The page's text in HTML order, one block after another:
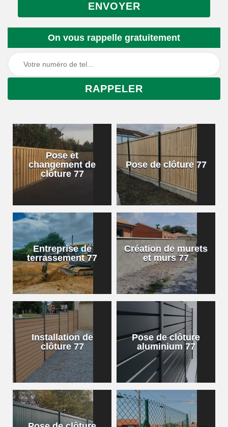
On vous rappelle gratuitement
Pose et
changement de
clôture 77
Pose de clôture 77
Entreprise de
terrassement 77
Création de murets
et murs 77
Installation de
clôture 77
Pose de clôture
aluminium 77